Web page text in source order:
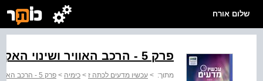
שלום אורח
פרק 5 - הרכב האוויר ושינוי האקלים
מתוך: > עכשיו מדעים לכתה ז > כימיה > פרק 5 - הרכב האוויר ושינוי האקלים